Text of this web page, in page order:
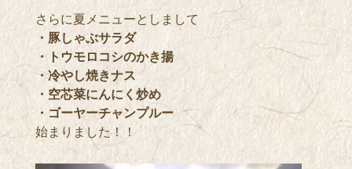
さらに夏メニューとしまして
・豚しゃぶサラダ
・トウモロ コシのかき揚
・冷やし焼きナス
・空芯菜にんにく炒め
・ゴーヤーチャンプルー
始まりました！！